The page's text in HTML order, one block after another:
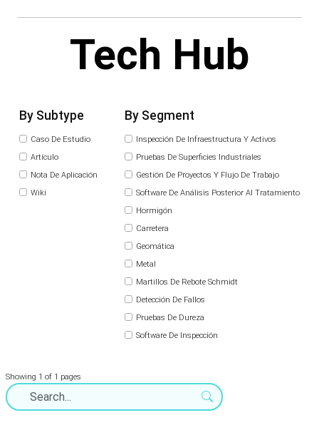
Tech Hub
By Subtype
Caso De Estudio
Artículo
Nota De Aplicación
Wiki
By Segment
Inspección De Infraestructura Y Activos
Pruebas De Superficies Industriales
Gestión De Proyectos Y Flujo De Trabajo
Software De Análisis Posterior Al Tratamiento
Hormigón
Carretera
Geomática
Metal
Martillos De Rebote Schmidt
Detección De Fallos
Pruebas De Dureza
Software De Inspección
Showing 1 of 1 pages